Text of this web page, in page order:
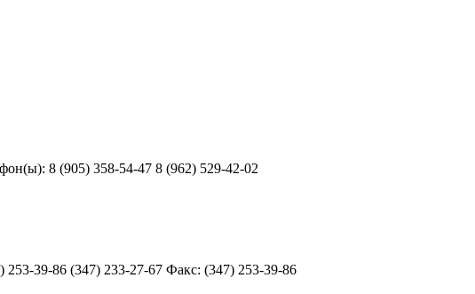
8 (905) 358-54-47 8 (962) 529-42-02
39-86 (347) 233-27-67 Факс: (347) 253-39-86